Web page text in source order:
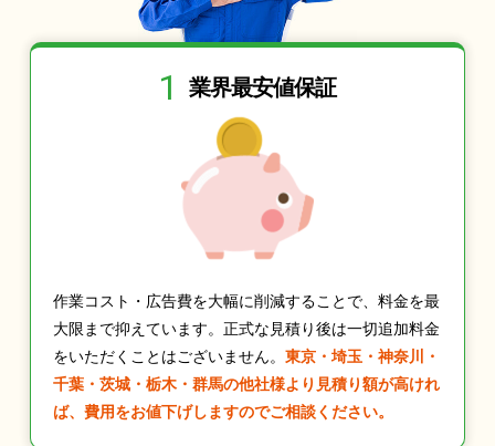
1 業界最安値保証
作業コスト・広告費を大幅に削減することで、料金を最
大限まで抑えています。正式な見積り後は一切追加料金
をいただくことはございません。 東京・埼玉・神奈川・
千葉・茨城・栃木・群馬の他社様より見積り額が高けれ
ば、費用をお値下げしますのでご相談ください。